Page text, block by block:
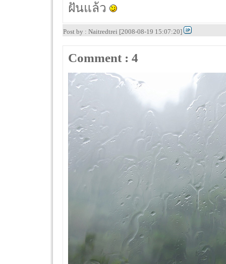
ฝันแล้ว
Post by : Naitredtrei [2008-08-19 15:07:20]
Comment : 4